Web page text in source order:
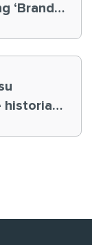
historias